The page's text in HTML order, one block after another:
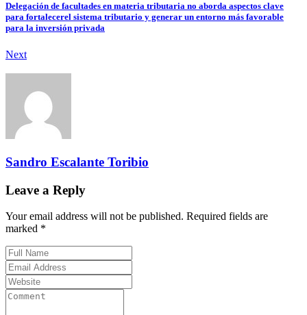
Delegación de facultades en materia tributaria no aborda aspectos clave
para fortalecerel sistema tributario y generar un entorno más favorable
para la inversión privada
Next
Sandro Escalante Toribio
Leave a Reply
Your email address will not be published. Required fields are
marked *